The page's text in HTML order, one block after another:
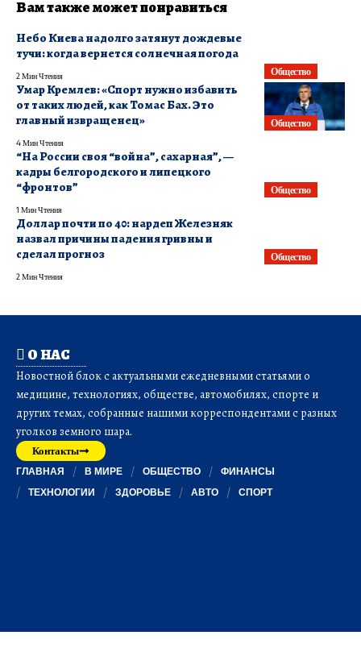
Вам также может понравиться
Общество
Небо Киева надолго затянут дождевые
тучи: когда вернется солнечная погода
2 Мин Чтения
Общество
Умар Кремлев: «Спорт нужно избавить
от таких людей, как Томас Бах. Это
главный извращенец»
4 Мин Чтения
Общество
​“На России своя “война”, сахарная”, —
кадры белгородского и липецкого
“фронтов”
1 Мин Чтения
Общество
Доллар почти по 40: нардеп Железняк
назвал причины падения гривны и
сделал прогноз
2 Мин Чтения
О НАС
Новостной блок с актуальными ежедневными статьями о
медицине, технологиях, обществе, автомобилях, спорте и
других темах, собранные нашими корреспондентами с разных
уголков земного шара.
Контакты
ГЛАВНАЯ В МИРЕ ОБЩЕСТВО
ФИНАНСЫ
ТЕХНОЛОГИИ
ЗДОРОВЬЕ АВТО СПОРТ